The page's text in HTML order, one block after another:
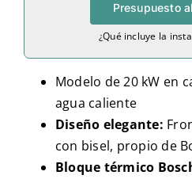
Presupuesto
¿Qué incluye la
Modelo de 20 kW en
agua caliente
Diseño elegante:
con bisel, propio de
Bloque térmico